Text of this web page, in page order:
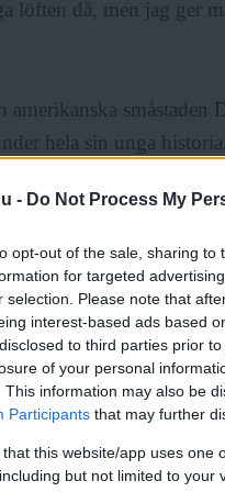
- Do Not Process My
opt-out of the sale, sharing
for targeted
selection. Please note that
interest-based ads based
to third parties prior
of your personal
This information may also be
Participants that may further
that this website/app uses
but not limited to your
löften då, men jag ger
amerikanska småstaden
hela sin unga historia.
är clownen Snåljåp
drabbas då av
eller direkt glöms bort av
bor i Derry på
utanförskap och
småningom upp